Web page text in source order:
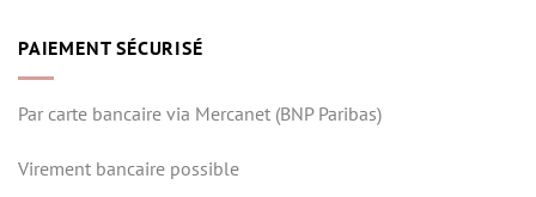
PAIEMENT SÉCURISÉ
Par carte bancaire via Mercanet (BNP Paribas)
Virement bancaire possible